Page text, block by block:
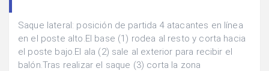
Saque lateral: posición de partida 4 atacantes en línea
en el poste alto.El base (1) rodea al resto y corta hacia
el poste bajo.El ala (2) sale al exterior para recibir el
balón.Tras realizar el saque (3) corta la zona